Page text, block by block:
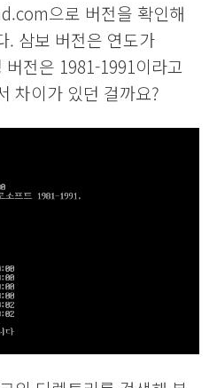
으로 버전을 확인해
. 삼보 버전은 연도가
전은 1981-1991이라고
차이가 있던 걸까요?